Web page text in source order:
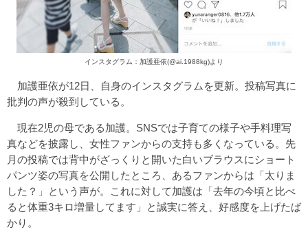
インスタグラム：加護亜依(@ai.1988kg)より
加護亜依が12日、自身のインスタグラムを更新。投稿写真に
批判の声が殺到している。
現在2児の母である加護。SNSでは子育ての様子や手料理写
真などを披露し、女性ファンからの支持も多くなっている。先
月の投稿では背中がざっくりと開いた白いブラウスにショート
パンツ姿の写真を公開したところ、あるファンからは「太りま
した？」という声が。これに対して加護は「去年の今頃と比べ
ると体重3キロ増量してます」と誠実に答え、好感度を上げたば
かり。